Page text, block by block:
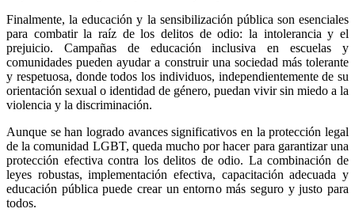
Finalmente, la educación y la sensibilización pública son esenciales
para combatir la raíz de los delitos de odio: la intolerancia y el
prejuicio. Campañas de educación inclusiva en escuelas y
comunidades pueden ayudar a construir una sociedad más tolerante
y respetuosa, donde todos los individuos, independientemente de su
orientación sexual o identidad de género, puedan vivir sin miedo a la
violencia y la discriminación.
Aunque se han logrado avances significativos en la protección legal
de la comunidad LGBT, queda mucho por hacer para garantizar una
protección efectiva contra los delitos de odio. La combinación de
leyes robustas, implementación efectiva, capacitación adecuada y
educación pública puede crear un entorno más seguro y justo para
todos.